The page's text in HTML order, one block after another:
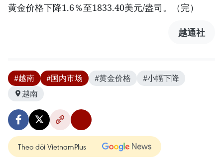
黄金价格下降1.6％至1833.40美元/盎司。（完）
越通社
#越南 #国内市场 #黄金价格
#小幅下降
越南
Theo dõi VietnamPlus